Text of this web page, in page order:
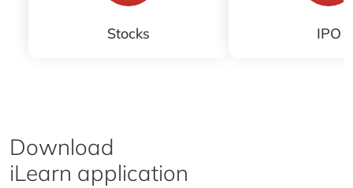
Stocks IPO
Download
iLearn application